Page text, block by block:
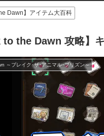
Dawn】アイテム大百科
to the Dawn 攻略】
～ブレイク･ザ･アニマル･プリズン～